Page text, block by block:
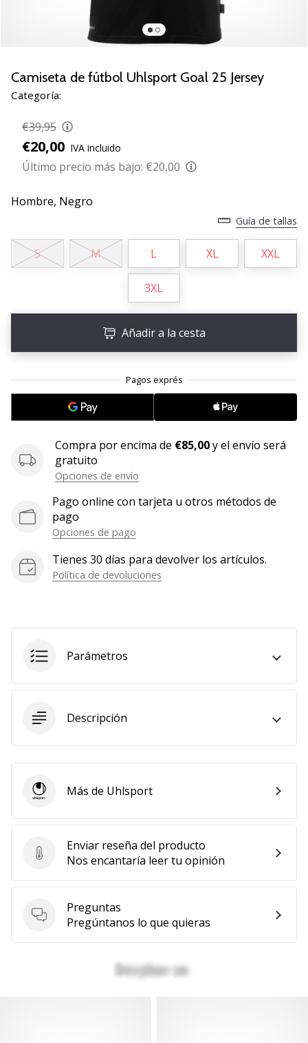
Navidad
jugadores
voleibol:
¡Nuestros
consejos
ayudarán
a
el
regalo
perfecto!
¡Conviértete
en
embajador
¿Te
consideras
¡Te
queremos
nuestro
equipo!
Mostrar
todos
los
artículos
Camiseta de fútbol Uhlsport Goal 25 Jersey
Categoría:
€39,95
€20,00 IVA incluido
Último precio más bajo: €20,00
Hombre, Negro
Guía de tallas
S M L XL XXL
3XL
Añadir a la cesta
Compra por encima de €85,00y el envío será
gratuito
Opciones de envío
Pago online con tarjeta u otros métodos de
pago
Opciones de pago
Tienes 30 días para devolver los artículos.
Política de devoluciones
Parámetros
Descripción
Enviar reseña del producto
Enviar reseña del producto
Nos encantaría leer tu opinión
Preguntas
Preguntas
Pregúntanos lo que quieras
UhlsportMás de Uhlsport